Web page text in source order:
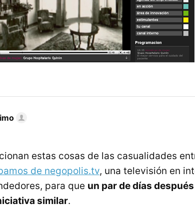
estas cosas de las casualidades
de negopolis.tv, una televisión en
para que un par de días
similar.